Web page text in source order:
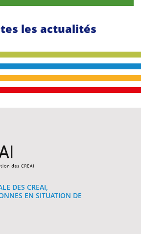
les actualités
DES CREAI,
EN SITUATION DE